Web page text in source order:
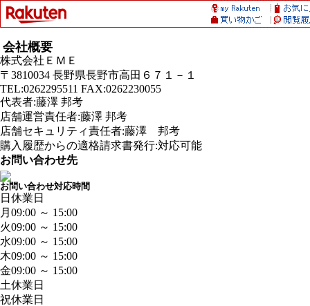
会社概要
株式会社ＥＭＥ
〒3810034 長野県長野市高田６７１－１
TEL:0262295511 FAX:0262230055
代表者:藤澤 邦考
店舗運営責任者:藤澤 邦考
店舗セキュリティ責任者:藤澤 邦考
購入履歴からの適格請求書発行:対応可能
お問い合わせ先
お問い合わせ対応時間
日 休業日
月 09:00 ～ 15:00
火09:00 ～ 15:00
水09:00 ～ 15:00
木09:00 ～ 15:00
金09:00 ～ 15:00
土休業日
祝休業日